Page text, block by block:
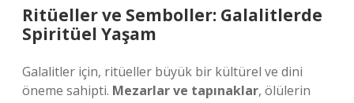
Ritüeller ve Semboller: Galalitlerde
Spiritüel Yaşam
Galalitler için, ritüeller büyük bir kültürel ve dini
öneme sahipti. Mezarlar ve tapınaklar, ölülerin